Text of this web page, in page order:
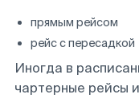
прямым рейсом
рейс с пересадкой
Иногда в
чартерные рейсы